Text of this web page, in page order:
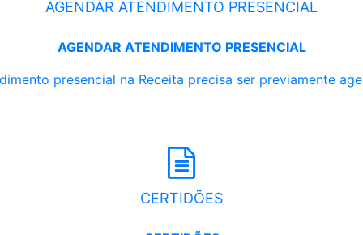
AGENDAR ATENDIMENTO PRESENCIAL
AGENDAR ATENDIMENTO PRESENCIAL
presencial na Receita precisa ser previamente
CERTIDÕES